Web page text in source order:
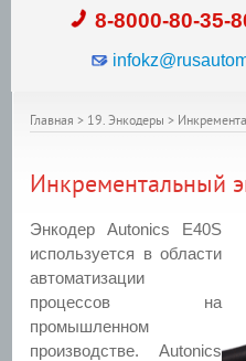
8-8000-80-35-
Главная > 19. Энкодеры >
Инкрементальный
Энкодер Autonics E40S
используется в области
автоматизации
процессов на
промышленном
производстве. Autonics